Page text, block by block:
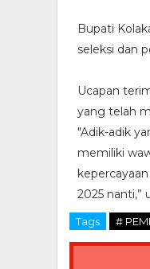
Bupati
seleksi dan
Ucapan
yang telah
"Adik-adik
memiliki
2025 nanti,”
Tags #